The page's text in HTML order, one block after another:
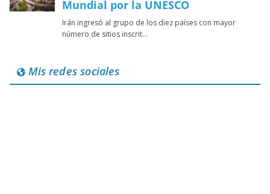
Mis redes sociales